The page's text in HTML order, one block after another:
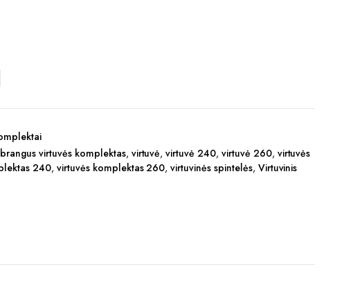
virtuvės komplektas, virtuvė,virtuvė 240, virtuvė 260, virtuvės
240,virtuvės komplektas 260,virtuvinės spintelės, Virtuvinis